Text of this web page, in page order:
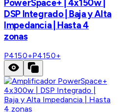
PowerSpace+ | 4x150w |
DSP Integrado | Baja y Alta
Impedancia | Hasta 4
zonas
P4150+P4150+